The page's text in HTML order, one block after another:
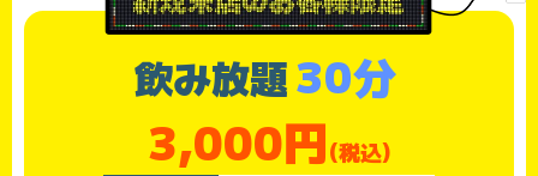
飲み放題30分
3,000円(税込)